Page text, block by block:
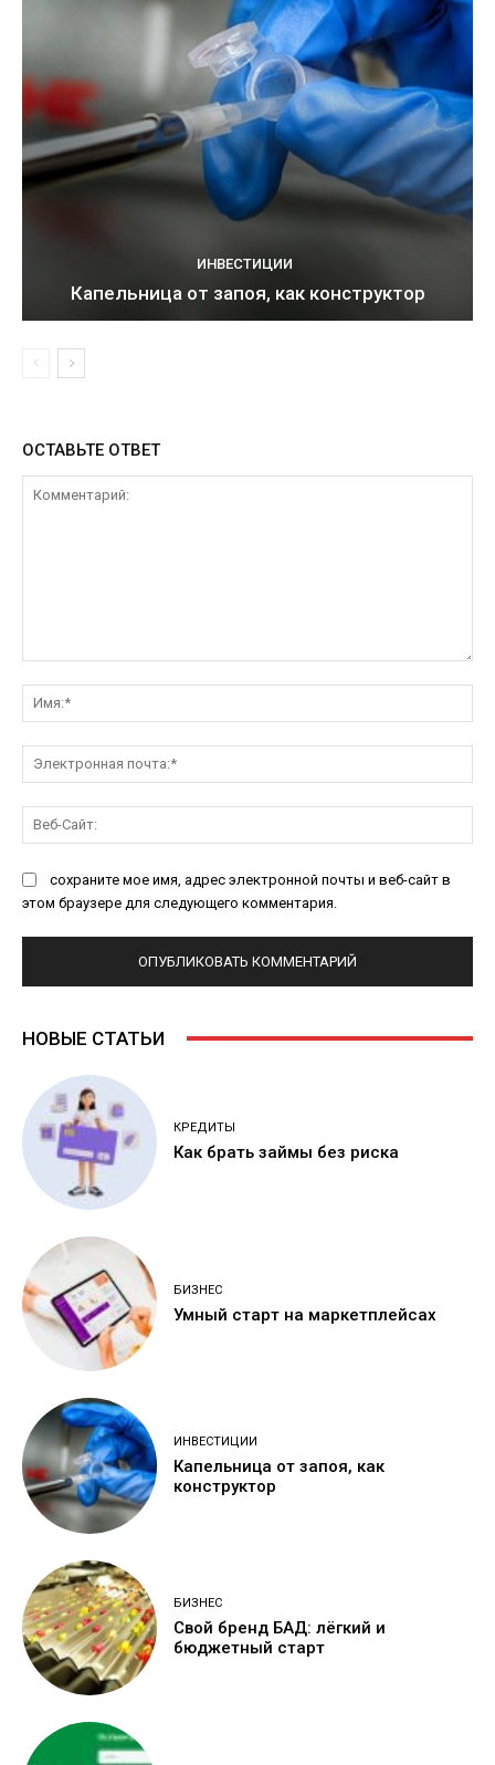
ИНВЕСТИЦИИ
Капельница от запоя, как конструктор
ОСТАВЬТЕ ОТВЕТ
сохраните мое имя, адрес электронной почты и веб-сайт в
этом браузере для следующего комментария.
НОВЫЕ СТАТЬИ
КРЕДИТЫ
Как брать займы без риска
БИЗНЕС
Умный старт на маркетплейсах
ИНВЕСТИЦИИ
Капельница от запоя, как
конструктор
БИЗНЕС
Свой бренд БАД: лёгкий и
бюджетный старт